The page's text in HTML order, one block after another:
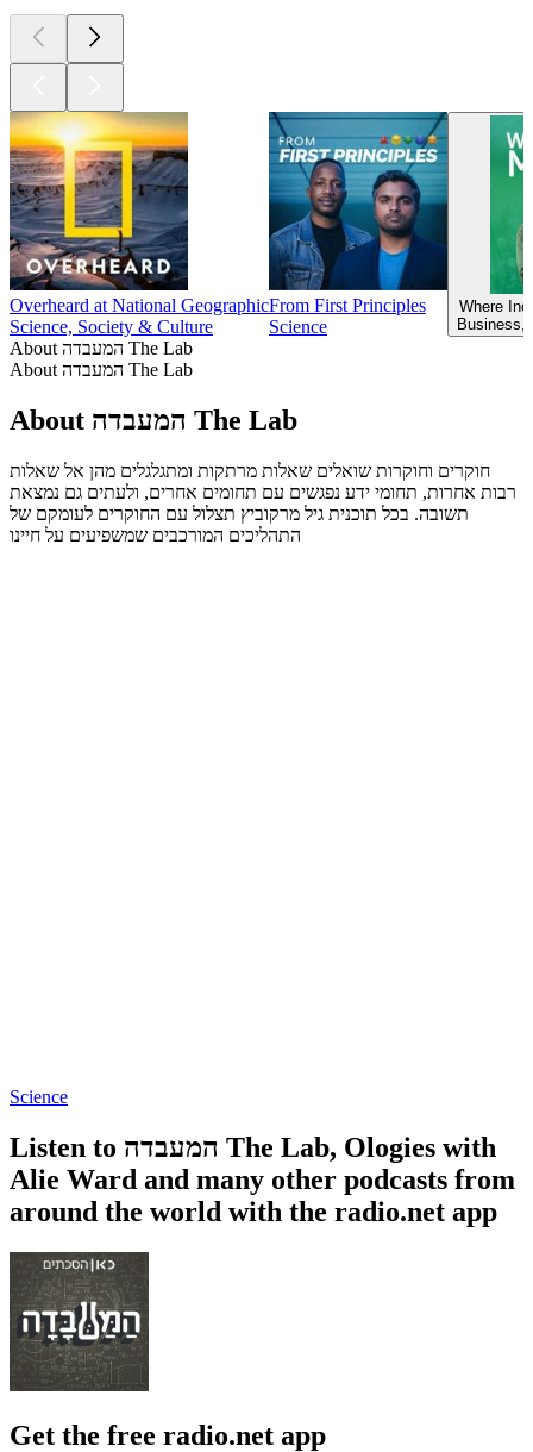
Overheard at National Geographic
Science, Society & Culture
From First Principles
Science
Where
Business,
About המעבדה The Lab
About המעבדה The Lab
About המעבדה The Lab
חוקרים וחוקרות שואלים שאלות מרתקות ומתגלגלים מהן אל שאלות
רבות אחרות, תחומי ידע נפגשים עם תחומים אחרים, ולעתים גם נמצאת
תשובה. בכל תוכנית גיל מרקוביץ תצלול עם החוקרים לעומקם של
התהליכים המורכבים שמשפיעים על חיינו
Science
Listen to המעבדה The Lab, Ologies with
Alie Ward and many other podcasts from
around the world with the radio.net app
Get the free radio.net app